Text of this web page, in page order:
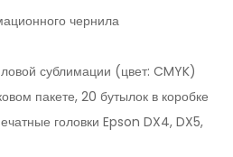
чернила
сублимации (цвет: CMYK)
пакете, 20 бутылок в коробке
головки Epson DX4, DX5,